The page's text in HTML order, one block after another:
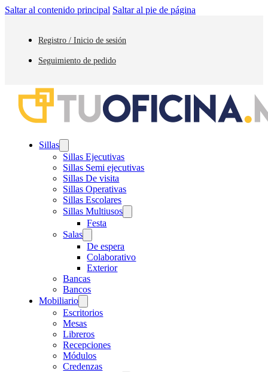
Saltar al contenido principal Saltar al pie de página
Registro / Inicio de sesión
Seguimiento de pedido
Sillas
Sillas Ejecutivas
Sillas Semi ejecutivas
Sillas De visita
Sillas Operativas
Sillas Escolares
Sillas Multiusos
Festa
Salas
De espera
Colaborativo
Exterior
Bancas
Bancos
Mobiliario
Escritorios
Mesas
Libreros
Recepciones
Módulos
Credenzas